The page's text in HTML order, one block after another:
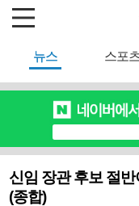
뉴스 스포
신임 장관 후보 절
(종합)